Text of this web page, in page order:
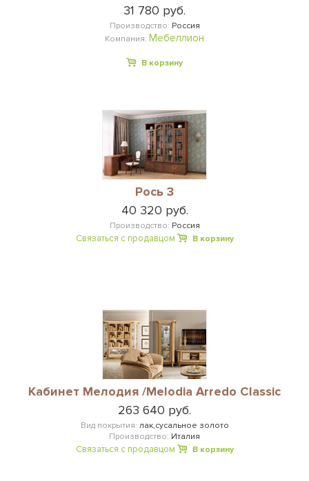
31 780 руб.
Производство: Россия
Компания: Мебеллион
В корзину
Рось 3
40 320 руб.
Производство: Россия
Связаться с продавцом В корзину
Кабинет Мелодия /Melodia Arredo Classic
263 640 руб.
Вид покрытия: лак,сусальное золото
Производство: Италия
Связаться с продавцом В корзину